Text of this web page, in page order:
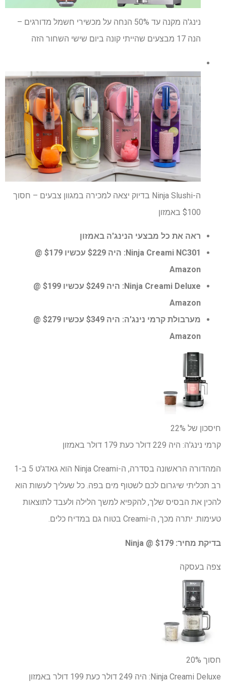
נינג'ה מקנה עד 50% הנחה על מכשירי חשמל מדורגים –
הנה 17 מבצעים שהייתי קונה ביום שישי השחור הזה
ה-Ninja Slushi בדיוק יצאה למכירה במגוון צבעים – חסוך
$100 באמזון
ראה את כל מבצעי הנינג'ה באמזון
Ninja Creami NC301:
היה $229 עכשיו $179 @
Amazon
Ninja Creami Deluxe:
היה $249 עכשיו $199 @
Amazon
מערבולת קרמי נינג'ה:
היה $349 עכשיו $279 @
Amazon
חיסכון של 22%
קרמי נינג'ה: היה 229 דולר כעת 179 דולר באמזון
המהדורה הראשונה בסדרה, ה-Ninja Creami הוא גאדג'ט 5 ב-1
רב תכליתי שיגרום לכם לשטוף מים בפה. כל שעליך לעשות הוא
להכין את הבסיס שלך, להקפיא למשך הלילה ולעבד לתוצאות
טעימות. יתרה מכך, ה-Creami בטוח גם במדיח כלים.
בדיקת מחיר: $179 @ Ninja
צפה בעסקה
חסוך 20%
Ninja Creami Deluxe: היה 249 דולר כעת 199 דולר באמזון